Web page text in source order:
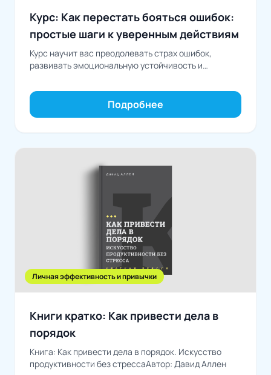
Курс: Как перестать бояться ошибок:
простые шаги к уверенным действиям
Курс научит вас преодолевать страх ошибок,
развивать эмоциональную устойчивость и
Подробнее
Личная эффективность и привычки
Книги кратко: Как привести дела в
порядок
Книга: Как привести дела в порядок. Искусство
продуктивности без стрессаАвтор: Давид Аллен